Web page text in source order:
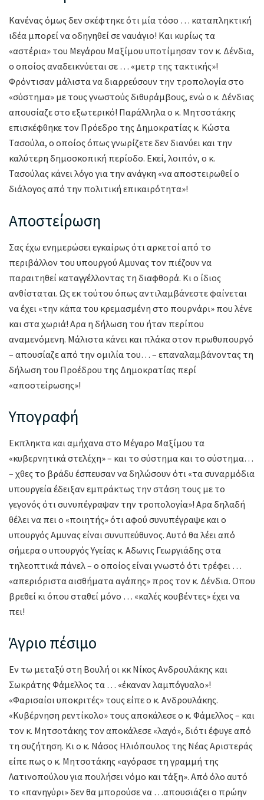
Κανένας όμως δεν σκέφτηκε ότι μία τόσο … καταπληκτική
ιδέα μπορεί να οδηγηθεί σε ναυάγιο! Και κυρίως τα
«αστέρια» του Μεγάρου Μαξίμου υποτίμησαν τον κ. Δένδια,
ο οποίος αναδεικνύεται σε … «μετρ της τακτικής»!
Φρόντισαν μάλιστα να διαρρεύσουν την τροπολογία στο
«σύστημα» με τους γνωστούς διθυράμβους, ενώ ο κ. Δένδιας
απουσίαζε στο εξωτερικό! Παράλληλα ο κ. Μητσοτάκης
επισκέφθηκε τον Πρόεδρο της Δημοκρατίας κ. Κώστα
Τασούλα, ο οποίος όπως γνωρίζετε δεν διανύει και την
καλύτερη δημοσκοπική περίοδο. Εκεί, λοιπόν, ο κ.
Τασούλας κάνει λόγο για την ανάγκη «να αποστειρωθεί ο
διάλογος από την πολιτική επικαιρότητα»!
Αποστείρωση
Σας έχω ενημερώσει εγκαίρως ότι αρκετοί από το
περιβάλλον του υπουργού Αμυνας τον πιέζουν να
παραιτηθεί καταγγέλλοντας τη διαφθορά. Κι ο ίδιος
ανθίσταται. Ως εκ τούτου όπως αντιλαμβάνεστε φαίνεται
να έχει «την κάπα του κρεμασμένη στο πουρνάρι» που λένε
και στα χωριά! Αρα η δήλωση του ήταν περίπου
αναμενόμενη. Μάλιστα κάνει και πλάκα στον πρωθυπουργό
– απουσίαζε από την ομιλία του… – επαναλαμβάνοντας τη
δήλωση του Προέδρου της Δημοκρατίας περί
«αποστείρωσης»!
Υπογραφή
Εκπληκτα και αμήχανα στο Μέγαρο Μαξίμου τα
«κυβερνητικά στελέχη» – και το σύστημα και το σύστημα…
– χθες το βράδυ έσπευσαν να δηλώσουν ότι «τα συναρμόδια
υπουργεία έδειξαν εμπράκτως την στάση τους με το
γεγονός ότι συνυπέγραψαν την τροπολογία»! Αρα δηλαδή
θέλει να πει ο «ποιητής» ότι αφού συνυπέγραψε και ο
υπουργός Αμυνας είναι συνυπεύθυνος. Αυτό θα λέει από
σήμερα ο υπουργός Υγείας κ. Αδωνις Γεωργιάδης στα
τηλεοπτικά πάνελ – ο οποίος είναι γνωστό ότι τρέφει …
«απεριόριστα αισθήματα αγάπης» προς τον κ. Δένδια. Οπου
βρεθεί κι όπου σταθεί μόνο … «καλές κουβέντες» έχει να
πει!
Άγριο πέσιμο
Εν τω μεταξύ στη Βουλή οι κκ Νίκος Ανδρουλάκης και
Σωκράτης Φάμελλος τα … «έκαναν λαμπόγυαλο»!
«Φαρισαίοι υποκριτές» τους είπε ο κ. Ανδρουλάκης.
«Κυβέρνηση ρεντίκολο» τους αποκάλεσε ο κ. Φάμελλος – και
τον κ. Μητσοτάκης τον αποκάλεσε «λαγό», διότι έφυγε από
τη συζήτηση. Κι ο κ. Νάσος Ηλιόπουλος της Νέας Αριστεράς
είπε πως ο κ. Μητσοτάκης «αγόρασε τη γραμμή της
Λατινοπούλου για πουλήσει νόμο και τάξη». Από όλο αυτό
το «πανηγύρι» δεν θα μπορούσε να …απουσιάζει ο πρώην